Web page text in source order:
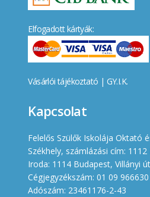
Elfogadott kártyák:
Vásárlói tájékoztató | GY.I.K.
Kapcsolat
Felelős Szülők Iskolája Oktató
Székhely, számlázási cím:
Iroda: 1114 Budapest, Villányi
Cégjegyzékszám: 01 09 966630
Adószám: 23461176-2-43